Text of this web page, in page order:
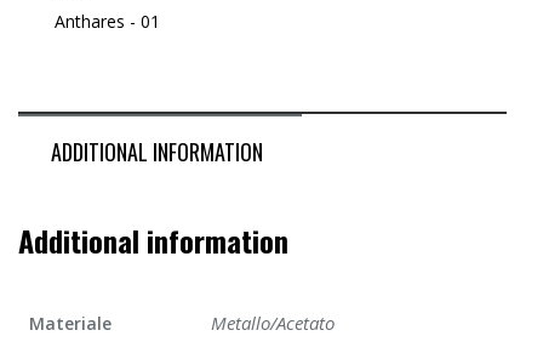
Anthares - 01
ADDITIONAL INFORMATION
Additional information
Materiale Metallo/Acetato